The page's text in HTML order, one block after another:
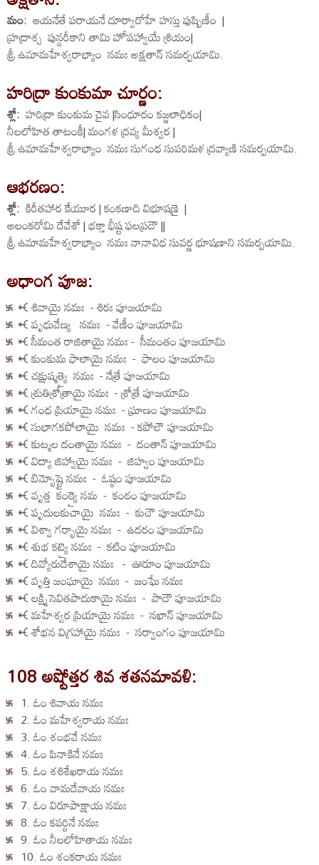
మం: ఆయనేతే పరాయనే దూర్వారోహే హస్తు పుష్పిణీం |
హ్రద్రాశ్చ పున్దరీకాని తామి హోపహ్వాయే శ్రియం|
శ్రీ ఉమామహేశ్వరాభ్యాం నమః అక్షతాన్ సమర్పయామి.
హరిద్రా కుంకుమా చూర్ణం:
శ్లో: హరిద్రా కుంకుమ చైవ |సింధూరం కజ్జలాధికం|
నీలలోహిత తాటంకీ| మంగళ ద్రవ్య మీశ్వర |
శ్రీ ఉమామహేశ్వరాభ్యాం నమః సుగంధ సుపరిమళ ద్రవ్యాణి సమర్పయామి.
ఆభరణం:
శ్లో: కిరీతహార కేయూర | కంకణాది విభూషణై |
అలంకరోమి దేవేశో | భక్తా భీష్ట ఫలప్రదౌ ||
శ్రీ ఉమామహేశ్వరాభ్యాం నమః నానావిధ సువర్ణ భూషణాని సమర్పయామి.
అధాంగ పూజ:
🝒 శివాయై నమః - శిరః పూజయామి
🝒 పృధువేణ్య నమః - వేణీం పూజయామి
🝒 సీమంత రాజితాయై నమః - సీమంతం పూజయామి
🝒 కుంకుమ ఫాలాయై నమః - ఫాలం పూజయామి
🝒 చక్షుష్మత్యై నమః - నేత్రే పూజయామి
🝒 శ్రుతిశ్రోత్రాయై నమః - శ్రోత్రే పూజయామి
🝒 గంధ ప్రియాయై నమః - ఘ్రాణం పూజయామి
🝒 సుభాగకపోలాయై నమః - కపోలౌ పూజయామి
🝒 కుట్మల దంతాయై నమః - దంతాన్ పూజయామి
🝒 విద్యా జిహ్వాయై నమః - జిహ్వం పూజయామి
🝒 బిమ్బోష్టై నమః - ఓష్ఠం పూజయామి
🝒 వృత్త కంఠ్యై నమ - కంఠం పూజయామి
🝒 పృదులకుచాయై నమః - కుచౌ పూజయామి
🝒 విశ్వా గర్భాయై నమః - ఉదరం పూజయామి
🝒 శుభ కట్యై నమః - కటిం పూజయామి
🝒 దివ్యోరుదేశాయై నమః - ఊరూం పూజయామి
🝒 వృత్తి జంఘాయై నమః - జంఘే నమః
🝒 లక్ష్మిసెవితపాదుకాయై నమః - పాదౌ పూజయామి
🝒 మహేశ్వర ప్రియాయై నమః - నఖాన్ పూజయామి
🝒 శోభన విగ్రహాయై నమః - సర్వాంగం పూజయామి
108 అష్టోత్తర శివ శతనమావళి:
1. ఓం శివాయ నమః
2. ఓం మహేశ్వరాయ నమః
3. ఓం శంభవే నమః
4. ఓం పినాకినే నమః
5. ఓం శశిశేఖరాయ నమః
6. ఓం వామదేవాయ నమః
7. ఓం విరూపాక్షాయ నమః
8. ఓం కపర్దినే నమః
9. ఓం నీలలోహితాయ నమః
10. ఓం శంకరాయ నమః